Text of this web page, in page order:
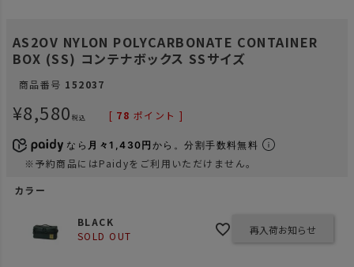
AS2OV NYLON POLYCARBONATE CONTAINER
BOX (SS) コンテナボックス SSサイズ
商品番号 152037
¥8,580 税込 [ 78 ポイント ]
なら 月々1,430円 から。分割手数料無料
※予約商品にはPaidyをご利用いただけません。
カラー
BLACK
SOLD OUT
再入荷お知らせ